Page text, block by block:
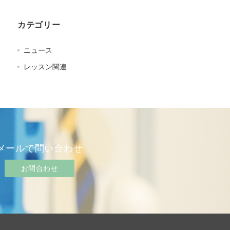
カテゴリー
ニュース
レッスン関連
ールで問い合わせ
お問合わせ